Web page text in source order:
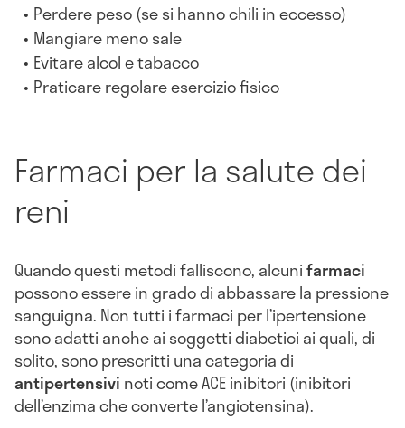
Perdere peso (se si hanno chili in eccesso)
Mangiare meno sale
Evitare alcol e tabacco
Praticare regolare esercizio fisico
Farmaci per la salute dei
reni
Quando questi metodi falliscono, alcunifarmaci
possono essere in grado di abbassare la pressione
sanguigna. Non tutti i farmaci per l’ipertensione
sono adatti anche ai soggetti diabetici ai quali, di
solito, sono prescritti una categoria di
antipertensivi noti come ACE inibitori (inibitori
dell’enzima che converte l’angiotensina).